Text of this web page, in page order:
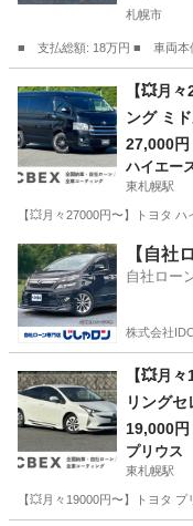
札幌市
■ 支払総額: 18万円 ■ 車両
その他
【💥月
ング ミ
27,000円
ハイエー
東札幌駅
【💥月々27000円〜】トヨタ
北海道 札幌市 東札幌
【自社
自社ロー
株式会社
【💥月
リング
19,000円
プリウス
東札幌駅
【💥月々19000円〜】トヨタ